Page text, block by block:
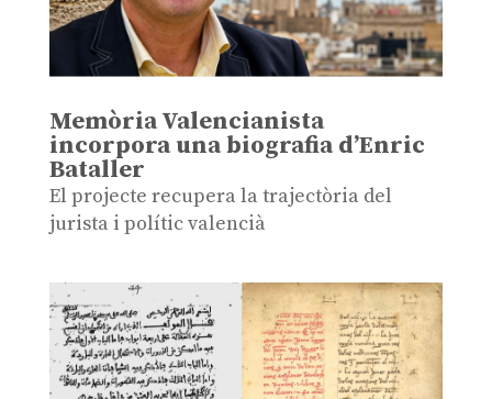
Memòria Valencianista
incorpora una biografia d’Enric
Bataller
El projecte recupera la trajectòria del
jurista i polític valencià